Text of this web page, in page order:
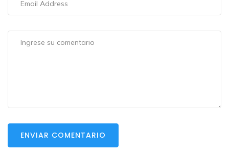
ENVIAR COMENTARIO